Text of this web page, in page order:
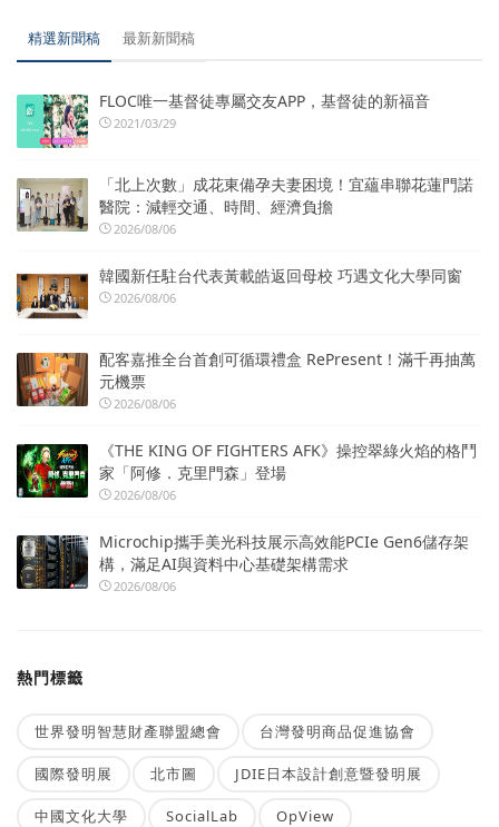
精選新聞稿 最新新聞稿
FLOC唯一基督徒專屬交友APP，基督徒的新福音
2021/03/29
「北上次數」成花東備孕夫妻困境！宜蘊串聯花蓮門諾
醫院：減輕交通、時間、經濟負擔
2026/08/06
韓國新任駐台代表黃載皓返回母校 巧遇文化大學同窗
2026/08/06
配客嘉推全台首創可循環禮盒 RePresent！滿千再抽萬
元機票
2026/08/06
《THE KING OF FIGHTERS AFK》操控翠綠火焰的格鬥
家「阿修．克里門森」登場
2026/08/06
Microchip攜手美光科技展示高效能PCIe Gen6儲存架
構，滿足AI與資料中心基礎架構需求
2026/08/06
熱門標籤
世界發明智慧財產聯盟總會 台灣發明商品促進協會
國際發明展 北市圖 JDIE日本設計創意暨發明展
中國文化大學 SocialLab OpView